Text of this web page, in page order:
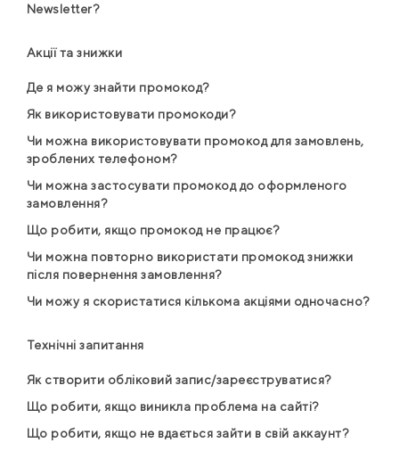
Newsletter?
Акції та знижки
Де я можу знайти промокод?
Як використовувати промокоди?
Чи можна використовувати промокод для замовлень,
зроблених телефоном?
Чи можна застосувати промокод до оформленого
замовлення?
Що робити, якщо промокод не працює?
Чи можна повторно використати промокод знижки
після повернення замовлення?
Чи можу я скористатися кількома акціями одночасно?
Технічні запитання
Як створити обліковий запис/зареєструватися?
Що робити, якщо виникла проблема на сайті?
Що робити, якщо не вдається зайти в свій аккаунт?